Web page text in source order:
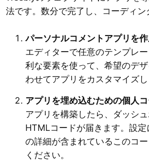
法です。数分で完了し、コーディン
パーソナルコメントアプリを
エディターで任意のテンプレ
利な要素を使って、希望のデ
わせてアプリをカスタマイズし
アプリを埋め込むための個人
アプリを構築したら、ダッシ
HTMLコードが届きます。設定
の詳細が含まれているこのコ
ください。